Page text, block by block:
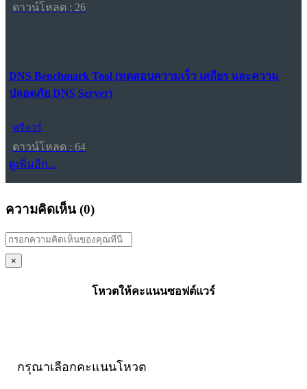
ดาวน์โหลด : 26
DNS Benchmark Tool (ทดสอบความเร็ว เสถียร และความ
ปลอดภัย DNS Server)
ฟรีแวร์
ดาวน์โหลด : 64
ดูเพิ่มอีก...
ความคิดเห็น (0)
×
โหวตให้คะแนนซอฟต์แวร์
กรุณาเลือกคะแนนโหวต